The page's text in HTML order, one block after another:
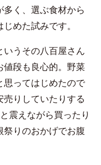
く、選ぶ食材から
めた試みです。
うその八百屋さん
段も良心的。野菜
思ってはじめたので
りしていたりする
震えながら買ったり
りのおかげでお腹